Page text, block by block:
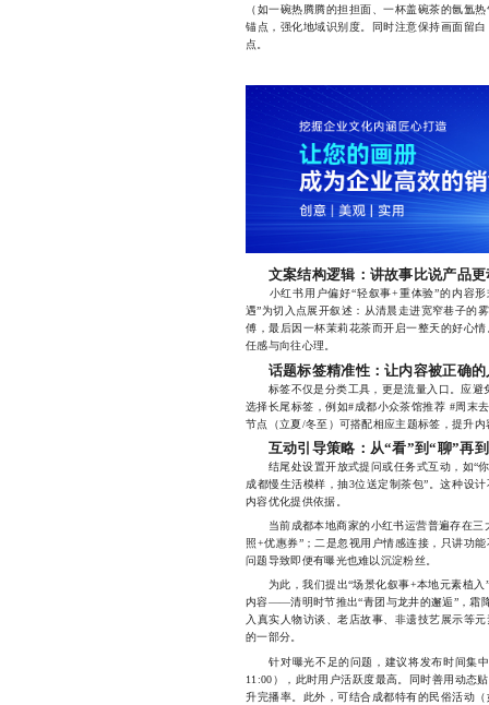
（如一碗热腾腾的担担面、一杯盖碗茶的氤氲
锚点，强化地域识别度。同时注意保持画面留
点。
文案结构逻辑：讲故事比说产品更
小红书用户偏好“轻叙事+重体验”的内容形
遇”为切入点展开叙述：从清晨走进宽窄巷子的
傅，最后因一杯茉莉花茶而开启一整天的好心
任感与向往心理。
话题标签精准性：让内容被正确
标签不仅是分类工具，更是流量入口。应避
选择长尾标签，例如#成都小众茶馆推荐 #周末
节点（立夏/冬至）可搭配相应主题标签，提升
互动引导策略：从“看”到“聊”再
结尾处设置开放式提问或任务式互动，如“你
成都慢生活模样，抽3位送定制茶包”。这种设
内容优化提供依据。
当前成都本地商家的小红书运营普遍存在三
照+优惠券”；二是忽视用户情感连接，只讲功
问题导致即便有曝光也难以沉淀粉丝。
为此，我们提出“场景化叙事+本地元素植入”
内容——清明时节推出“青团与龙井的邂逅”，霜
入真实人物访谈、老店故事、非遗技艺展示等
的一部分。
针对曝光不足的问题，建议将发布时间集中
11:00），此时用户活跃度最高。同时善用动态
升完播率。此外，可结合成都特有的民俗活动